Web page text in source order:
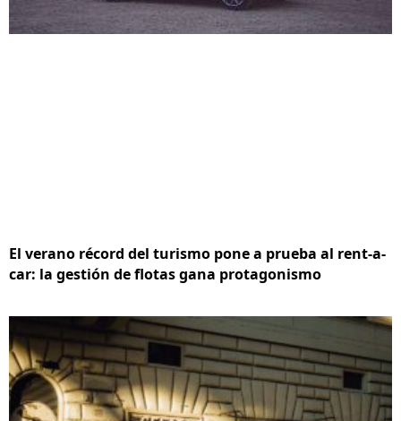
El verano récord del turismo pone a prueba al rent-a-
car: la gestión de flotas gana protagonismo